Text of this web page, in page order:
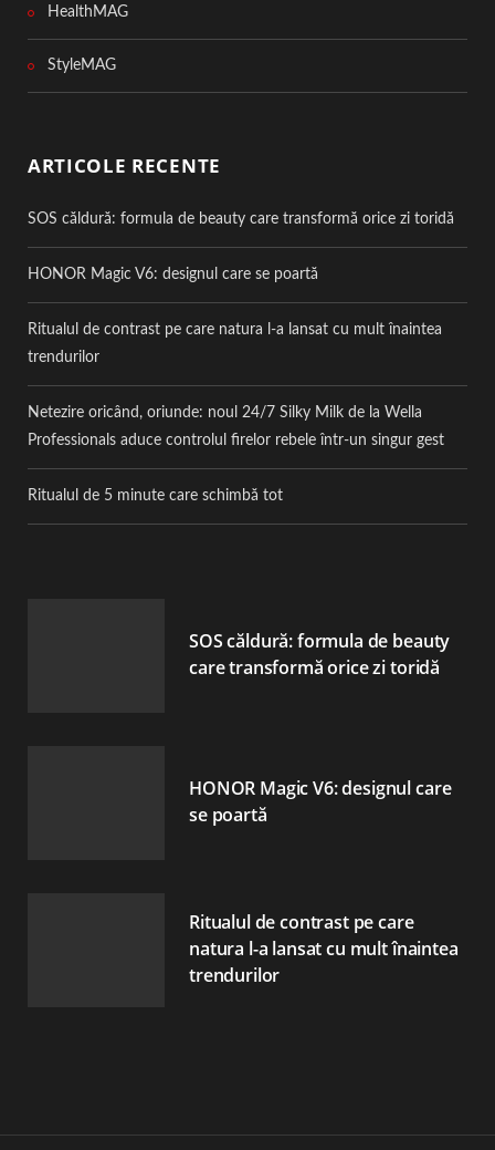
HealthMAG
StyleMAG
ARTICOLE RECENTE
SOS căldură: formula de beauty care transformă orice zi toridă
HONOR Magic V6: designul care se poartă
Ritualul de contrast pe care natura l-a lansat cu mult înaintea
trendurilor
Netezire oricând, oriunde: noul 24/7 Silky Milk de la Wella
Professionals aduce controlul firelor rebele într-un singur gest
Ritualul de 5 minute care schimbă tot
SOS căldură: formula de beauty
care transformă orice zi toridă
HONOR Magic V6: designul care
se poartă
Ritualul de contrast pe care
natura l-a lansat cu mult înaintea
trendurilor